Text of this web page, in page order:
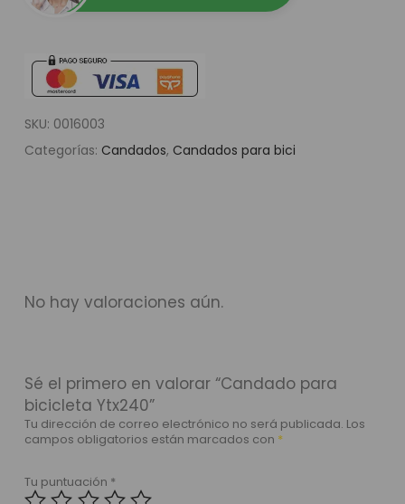
SKU: 0016003
Categorías: Candados, Candados para bici
No hay valoraciones aún.
Sé el primero en valorar “Candado para
bicicleta Ytx240”
Tu dirección de correo electrónico no será publicada. Los
campos obligatorios están marcados con *
Tu puntuación *